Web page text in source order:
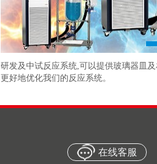
研发及中试反应系统,可以提供玻璃器皿
更好地优化我们的反应系统。
在线客服